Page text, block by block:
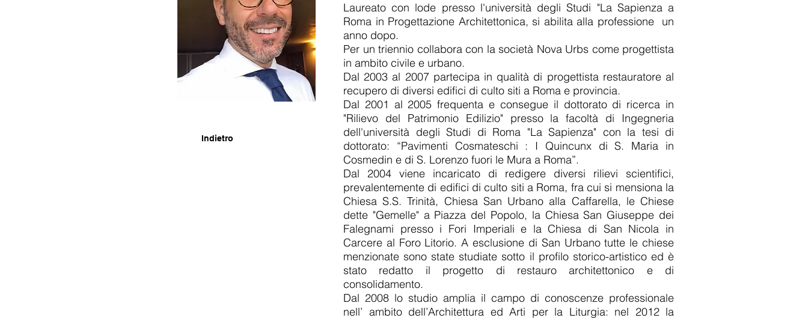
Indietro
Laureato con lode presso l'università degli Studi "La Sapienza a
Roma in Progettazione Architettonica, si abilita alla professione un
anno dopo.
Per un triennio collabora con la società Nova Urbs come progettista
in ambito civile e urbano.
Dal 2003 al 2007 partecipa in qualità di progettista restauratore al
recupero di diversi edifici di culto siti a Roma e provincia.
Dal 2001 al 2005 frequenta e consegue il dottorato di ricerca in
"Rilievo del Patrimonio Edilizio" presso la facoltà di Ingegneria
dell'università degli Studi di Roma "La Sapienza" con la tesi di
dottorato: “Pavimenti Cosmateschi : I Quincunx di S. Maria in
Cosmedin e di S. Lorenzo fuori le Mura a Roma”.
Dal 2004 viene incaricato di redigere diversi rilievi scientifici,
prevalentemente di edifici di culto siti a Roma, fra cui si mensiona la
Chiesa S.S. Trinità, Chiesa San Urbano alla Caffarella, le Chiese
dette "Gemelle" a Piazza del Popolo, la Chiesa San Giuseppe dei
Falegnami presso i Fori Imperiali e la Chiesa di San Nicola in
Carcere al Foro Litorio. A esclusione di San Urbano tutte le chiese
menzionate sono state studiate sotto il profilo storico-artistico ed è
stato redatto il progetto di restauro architettonico e di
consolidamento.
Dal 2008 lo studio amplia il campo di conoscenze professionale
nell’ ambito dell’Architettura ed Arti per la Liturgia: nel 2012 la